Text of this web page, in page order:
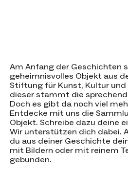
Am Anfang der Geschichten
geheimnisvolles Objekt aus
Stiftung für Kunst, Kultur und
dieser stammt die
Doch es gibt da noch viel
Entdecke mit uns die
Objekt. Schreibe dazu deine
Wir unterstützen dich dabei.
du aus deiner Geschichte
mit Bildern oder mit reinem
gebunden.